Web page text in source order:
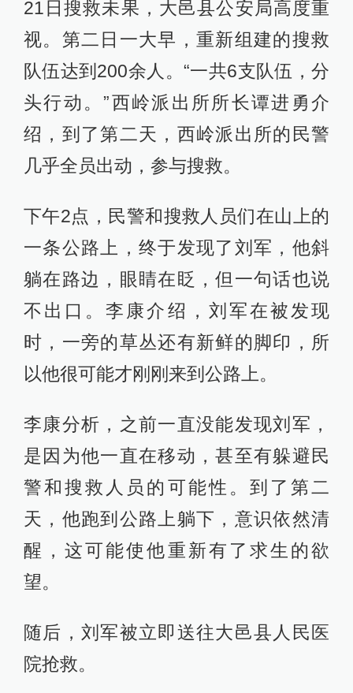
21日搜救未果，大邑县公安局高度重
视。第二日一大早，重新组建的搜救
队伍达到200余人。“一共6支队伍，分
头行动。”西岭派出所所长谭进勇介
绍，到了第二天，西岭派出所的民警
几乎全员出动，参与搜救。
下午2点，民警和搜救人员们在山上的
一条公路上，终于发现了刘军，他斜
躺在路边，眼睛在眨，但一句话也说
不出口。李康介绍，刘军在被发现
时，一旁的草丛还有新鲜的脚印，所
以他很可能才刚刚来到公路上。
李康分析，之前一直没能发现刘军，
是因为他一直在移动，甚至有躲避民
警和搜救人员的可能性。到了第二
天，他跑到公路上躺下，意识依然清
醒，这可能使他重新有了求生的欲
望。
随后，刘军被立即送往大邑县人民医
院抢救。